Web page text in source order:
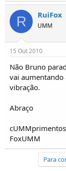
Abraço
cUMMprimentos
FoxUMM
R RuiFox
UMM
15 Out 2010
Não Bruno
vai aumentando
vibração.
Abraço
cUMMprimentos
FoxUMM
Para